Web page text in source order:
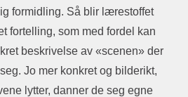
formidling. Så blir lærestoffet
fortelling, som med fordel kan
beskrivelse av «scenen» der
Jo mer konkret og bilderikt,
lytter, danner de seg egne